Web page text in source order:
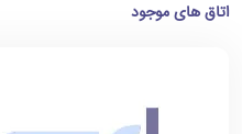
اتاق های موجود